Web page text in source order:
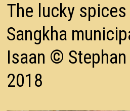
The lucky
Sangkha
Isaan ©
2018